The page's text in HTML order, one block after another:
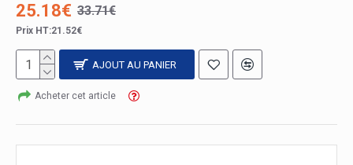
25.18€ 33.71€
Prix HT:21.52€
AJOUT AU PANIER
Acheter cet article